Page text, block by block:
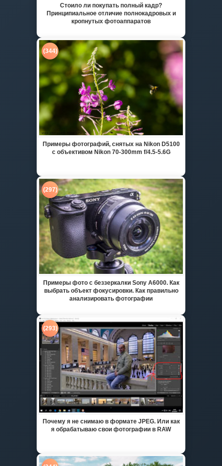
Стоило ли покупать полный кадр?
Принципиальное отличие полнокадровых и
кропнутых фотоаппаратов
(344)
Примеры фотографий, снятых на Nikon D5100
с объективом Nikon 70-300mm f/4.5-5.6G
(297)
Примеры фото с беззеркалки Sony A6000. Как
выбрать объект фокусировки. Как правильно
анализировать фотографии
(293)
Почему я не снимаю в формате JPEG. Или как
я обрабатываю свои фотографии в RAW